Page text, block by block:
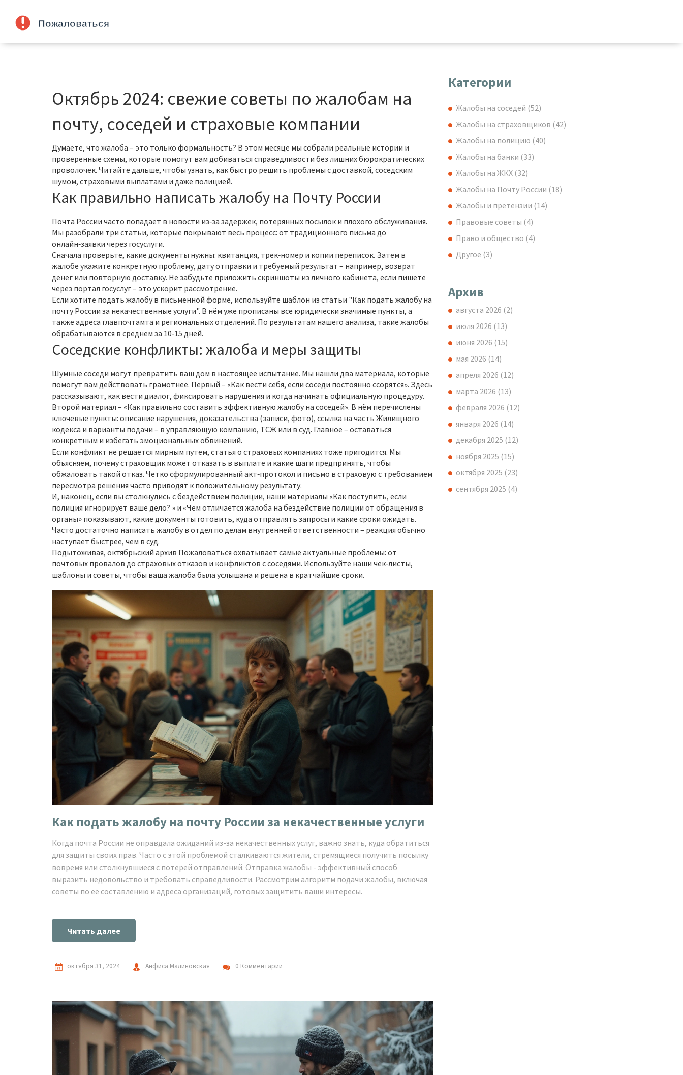
Октябрь 2024: свежие советы по жалобам на
почту, соседей и страховые компании
Думаете, что жалоба – это только формальность? В этом месяце мы собрали реальные истории и
проверенные схемы, которые помогут вам добиваться справедливости без лишних бюрократических
проволочек. Читайте дальше, чтобы узнать, как быстро решить проблемы с доставкой, соседским
шумом, страховыми выплатами и даже полицией.
Как правильно написать жалобу на Почту России
Почта России часто попадает в новости из‑за задержек, потерянных посылок и плохого обслуживания.
Мы разобрали три статьи, которые покрывают весь процесс: от традиционного письма до
онлайн‑заявки через госуслуги.
Сначала проверьте, какие документы нужны: квитанция, трек‑номер и копии переписок. Затем в
жалобе укажите конкретную проблему, дату отправки и требуемый результат – например, возврат
денег или повторную доставку. Не забудьте приложить скриншоты из личного кабинета, если пишете
через портал госуслуг – это ускорит рассмотрение.
Если хотите подать жалобу в письменной форме, используйте шаблон из статьи "Как подать жалобу на
почту России за некачественные услуги". В нём уже прописаны все юридически значимые пункты, а
также адреса главпочтамта и региональных отделений. По результатам нашего анализа, такие жалобы
обрабатываются в среднем за 10‑15 дней.
Соседские конфликты: жалоба и меры защиты
Шумные соседи могут превратить ваш дом в настоящее испытание. Мы нашли два материала, которые
помогут вам действовать грамотнее. Первый – «Как вести себя, если соседи постоянно ссорятся». Здесь
рассказывают, как вести диалог, фиксировать нарушения и когда начинать официальную процедуру.
Второй материал – «Как правильно составить эффективную жалобу на соседей». В нём перечислены
ключевые пункты: описание нарушения, доказательства (записи, фото), ссылка на часть Жилищного
кодекса и варианты подачи – в управляющую компанию, ТСЖ или в суд. Главное – оставаться
конкретным и избегать эмоциональных обвинений.
Если конфликт не решается мирным путем, статья о страховых компаниях тоже пригодится. Мы
объясняем, почему страховщик может отказать в выплате и какие шаги предпринять, чтобы
обжаловать такой отказ. Четко сформулированный акт‑протокол и письмо в страховую с требованием
пересмотра решения часто приводят к положительному результату.
И, наконец, если вы столкнулись с бездействием полиции, наши материалы «Как поступить, если
полиция игнорирует ваше дело? » и «Чем отличается жалоба на бездействие полиции от обращения в
органы» показывают, какие документы готовить, куда отправлять запросы и какие сроки ожидать.
Часто достаточно написать жалобу в отдел по делам внутренней ответственности – реакция обычно
наступает быстрее, чем в суд.
Подытоживая, октябрьский архив Пожаловаться охватывает самые актуальные проблемы: от
почтовых провалов до страховых отказов и конфликтов с соседями. Используйте наши чек‑листы,
шаблоны и советы, чтобы ваша жалоба была услышана и решена в кратчайшие сроки.
Как подать жалобу на почту России за некачественные услуги
Когда почта России не оправдала ожиданий из-за некачественных услуг, важно знать, куда обратиться
для защиты своих прав. Часто с этой проблемой сталкиваются жители, стремящиеся получить посылку
вовремя или столкнувшиеся с потерей отправлений. Отправка жалобы - эффективный способ
выразить недовольство и требовать справедливости. Рассмотрим алгоритм подачи жалобы, включая
советы по её составлению и адреса организаций, готовых защитить ваши интересы.
Читать далее
октября 31, 2024 Анфиса Малиновская 0 Комментарии
Категории
Жалобы на соседей (52)
Жалобы на страховщиков (42)
Жалобы на полицию (40)
Жалобы на банки (33)
Жалобы на ЖКХ (32)
Жалобы на Почту России (18)
Жалобы и претензии (14)
Правовые советы (4)
Право и общество (4)
Другое (3)
Архив
августа 2026 (2)
июля 2026 (13)
июня 2026 (15)
мая 2026 (14)
апреля 2026 (12)
марта 2026 (13)
февраля 2026 (12)
января 2026 (14)
декабря 2025 (12)
ноября 2025 (15)
октября 2025 (23)
сентября 2025 (4)